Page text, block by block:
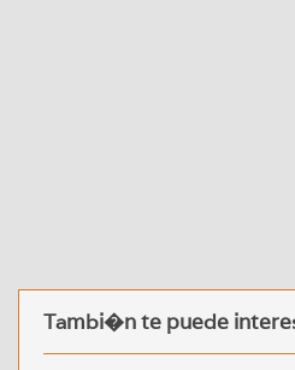
Tambi�n te puede